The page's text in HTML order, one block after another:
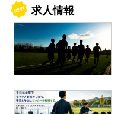
求人情報